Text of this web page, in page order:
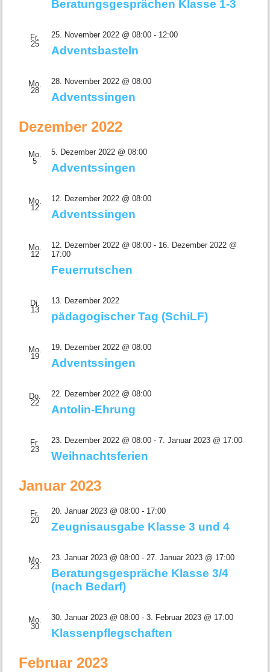
Beratungsgesprächen Klasse 1-3
Fr.
25
25. November 2022 @ 08:00- 12:00
Adventsbasteln
Mo.
28
28. November 2022 @ 08:00
Adventssingen
Dezember 2022
Mo.
5
5. Dezember 2022 @ 08:00
Adventssingen
Mo.
12
12. Dezember 2022 @ 08:00
Adventssingen
Mo.
12
12. Dezember 2022 @ 08:00- 16. Dezember 2022 @
17:00
Feuerrutschen
Di.
13
13. Dezember 2022
pädagogischer Tag (SchiLF)
Mo.
19
19. Dezember 2022 @ 08:00
Adventssingen
Do.
22
22. Dezember 2022 @ 08:00
Antolin-Ehrung
Fr.
23
23. Dezember 2022 @ 08:00- 7. Januar 2023 @ 17:00
Weihnachtsferien
Januar 2023
Fr.
20
20. Januar 2023 @ 08:00- 17:00
Zeugnisausgabe Klasse 3 und 4
Mo.
23
23. Januar 2023 @ 08:00- 27. Januar 2023 @ 17:00
Beratungsgespräche Klasse 3/4
(nach Bedarf)
Mo.
30
30. Januar 2023 @ 08:00- 3. Februar 2023 @ 17:00
Klassenpflegschaften
Februar 2023